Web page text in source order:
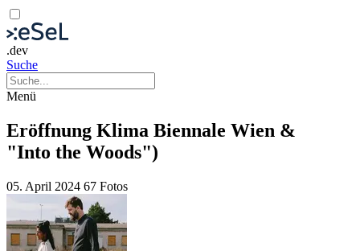
.dev
Suche
Menü
Eröffnung Klima Biennale Wien &
"Into the Woods")
05. April 2024 67 Fotos